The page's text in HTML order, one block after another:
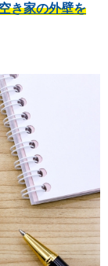
き家の外壁を